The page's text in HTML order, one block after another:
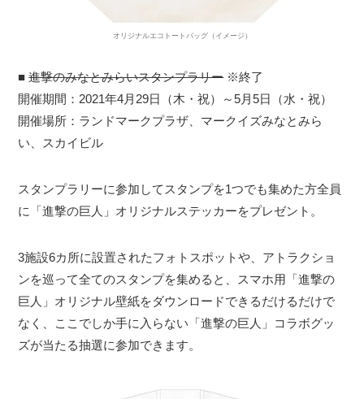
オリジナルエコトートバッグ（イメージ）
■進撃のみなとみらいスタンプラリー※終了
開催期間：2021年4月29日（木・祝）～5月5日（水・祝）
開催場所：ランドマークプラザ、マークイズみなとみら
い、スカイビル
スタンプラリーに参加してスタンプを1つでも集めた方全員
に「進撃の巨人」オリジナルステッカーをプレゼント。
3施設6カ所に設置されたフォトスポットや、アトラクショ
ンを巡って全てのスタンプを集めると、スマホ用「進撃の
巨人」オリジナル壁紙をダウンロードできるだけるだけで
なく、ここでしか手に入らない「進撃の巨人」コラボグッ
ズが当たる抽選に参加できます。